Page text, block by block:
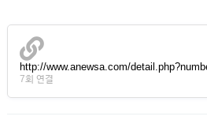
http://www.anewsa.com/
7회 연결